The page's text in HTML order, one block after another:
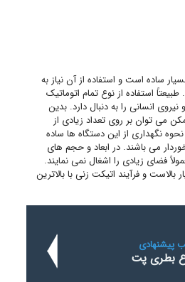
ساده است و استفاده از آن نیاز به
استفاده از نوع تمام اتوماتیک
انسانی را به دنبال دارد. بدین
می توان بر روی تعداد زیادی از
نگهداری از این دستگاه ها ساده
می باشند. در ابعاد و حجم های
فضای زیادی را اشغال نمی نمایند.
و فرآیند اتیکت زنی با بالاترین
پیشنهادی
بطری پت